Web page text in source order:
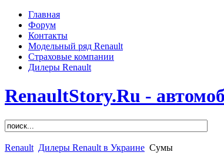
Главная
Форум
Контакты
Модельный ряд Renault
Страховые компании
Дилеры Renault
RenaultStory.Ru -
Renault Дилеры Renault в Украине Сумы